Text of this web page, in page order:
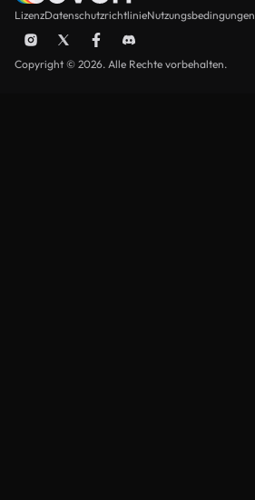
LizenzDatenschutzrichtlinieNutzungsbedingungen
Copyright © 2026. Alle Rechte vorbehalten.